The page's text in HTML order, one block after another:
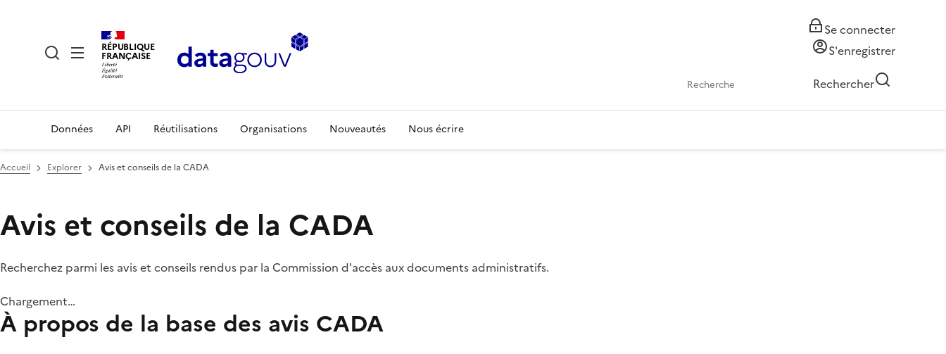
RÉPUBLIQUE
FRANÇAISE
Se connecter
S'enregistrer
Rechercher
Données API Réutilisations Organisations Nouveautés Nous écrire
Accueil Explorer Avis et conseils de la CADA
Avis et conseils de la CADA
Recherchez parmi les avis et conseils rendus par la Commission d'accès aux documents administratifs.
Chargement…
À propos de la base des avis CADA